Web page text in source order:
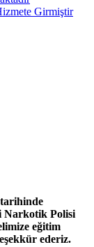
Girmiştir
tarihinde
Narkotik Polisi
eğitim
ederiz.